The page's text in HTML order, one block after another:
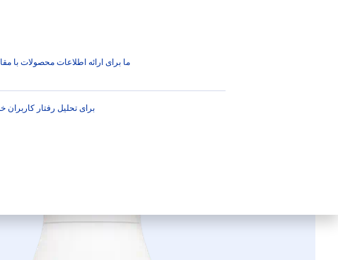
ما برای ارائه اطلاعات محصولات با
برای تحلیل رفتار کاربران
همه چیز برای بدن شما مراقبت لوسیون و شیر